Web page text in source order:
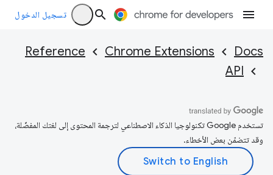
تسجيل الدخول
Docs
Chrome Extensions
Reference
API
تستخدم Google تكنولوجيا الذكاء الاصطناعي لترجمة المحتوى إلى لغتك المفضّلة،
وقد تتضمّن بعض الأخطاء.